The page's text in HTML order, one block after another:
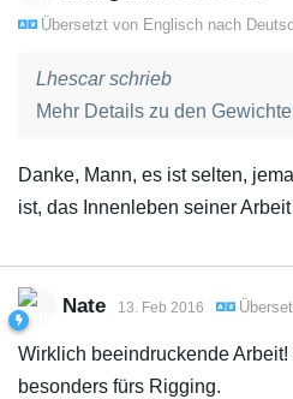
Übersetzt von Englisch nach
Lhescar schrieb
Mehr Details zu den
Danke, Mann, es ist selten,
ist, das Innenleben seiner
Nate 13. Feb 2016
Wirklich beeindruckende
besonders fürs Rigging.